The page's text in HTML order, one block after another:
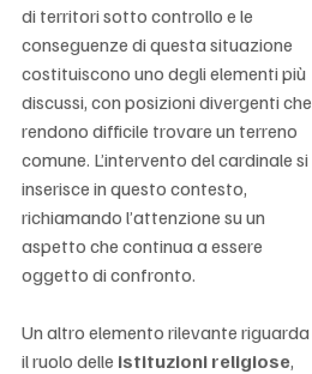
di territori sotto controllo e le
conseguenze di questa situazione
costituiscono uno degli elementi più
discussi, con posizioni divergenti che
rendono difficile trovare un terreno
comune. L’intervento del cardinale si
inserisce in questo contesto,
richiamando l’attenzione su un
aspetto che continua a essere
oggetto di confronto.
Un altro elemento rilevante riguarda
il ruolo delle istituzioni religiose,